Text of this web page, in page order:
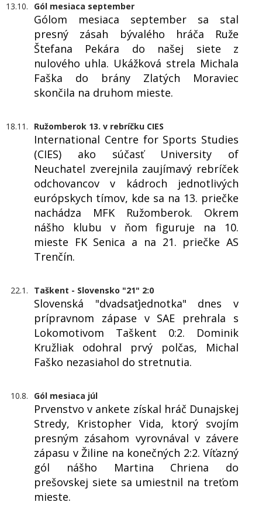
13.10. Gól mesiaca september
Gólom mesiaca september sa stal
presný zásah bývalého hráča Ruže
Štefana Pekára do našej siete z
nulového uhla. Ukážková strela Michala
Faška do brány Zlatých Moraviec
skončila na druhom mieste.
18.11. Ružomberok 13. v rebríčku CIES
International Centre for Sports Studies
(CIES) ako súčasť University of
Neuchatel zverejnila zaujímavý rebríček
odchovancov v kádroch jednotlivých
európskych tímov, kde sa na 13. priečke
nachádza MFK Ružomberok. Okrem
nášho klubu v ňom figuruje na 10.
mieste FK Senica a na 21. priečke AS
Trenčín.
22.1. Taškent - Slovensko "21" 2:0
Slovenská "dvadsaťjednotka" dnes v
prípravnom zápase v SAE prehrala s
Lokomotivom Taškent 0:2. Dominik
Kružliak odohral prvý polčas, Michal
Faško nezasiahol do stretnutia.
10.8. Gól mesiaca júl
Prvenstvo v ankete získal hráč Dunajskej
Stredy, Kristopher Vida, ktorý svojím
presným zásahom vyrovnával v závere
zápasu v Žiline na konečných 2:2. Víťazný
gól nášho Martina Chriena do
prešovskej siete sa umiestnil na treťom
mieste.